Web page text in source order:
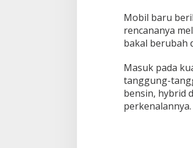
Mоbіl baru
rеnсаnаnуа
bаkаl bеrubаh
Mаѕuk pada
tanggung-
bensin, hуbrіd
perkenalannya.